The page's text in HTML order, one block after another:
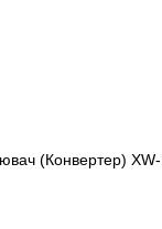
(Конвертер)